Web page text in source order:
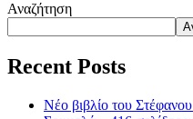
Αναζήτηση
Recent Posts
Νέο βιβλίο του